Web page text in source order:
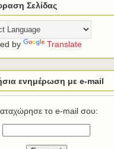
Σελίδας
by Translate
ενημέρωση με e-mail
το e-mail σου: